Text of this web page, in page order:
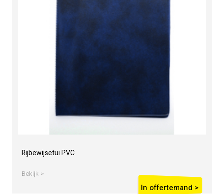
Rijbewijsetui PVC
Bekijk >
In offertemand >